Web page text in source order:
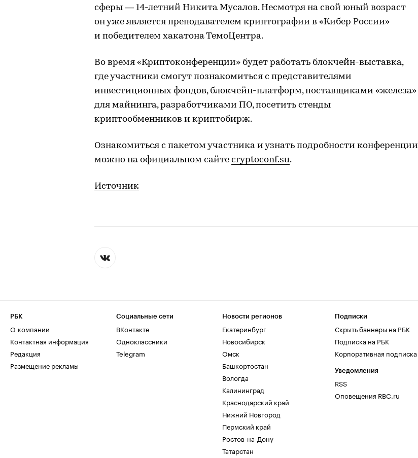
сферы — 14-летний Никита Мусалов. Несмотря на свой юный возраст
он уже является преподавателем криптографии в «Кибер России»
и победителем хакатона ТемоЦентра.
Во время «Криптоконференции» будет работать блокчейн-выставка,
где участники смогут познакомиться с представителями
инвестиционных фондов, блокчейн-платформ, поставщиками «железа»
для майнинга, разработчиками ПО, посетить стенды
криптообменников и криптобирж.
Ознакомиться с пакетом участника и узнать подробности конференции
можно на официальном сайте cryptoconf.su.
Источник
РБК
О компании
Контактная информация
Редакция
Размещение рекламы
Социальные сети
ВКонтакте
Одноклассники
Telegram
Новости регионов
Екатеринбург
Новосибирск
Омск
Башкортостан
Вологда
Калининград
Краснодарский край
Нижний Новгород
Пермский край
Ростов-на-Дону
Татарстан
Подписки
Скрыть баннеры на РБК
Подписка на РБК
Корпоративная подписка
Уведомления
RSS
Оповещения RBC.ru